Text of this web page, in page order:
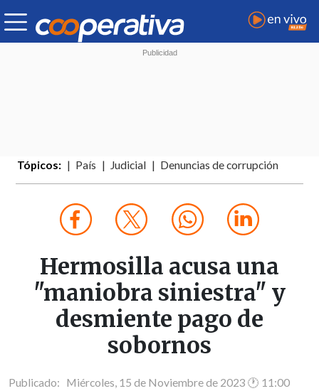
Tópicos: País Judicial Denuncias de corrupción
Hermosilla acusa una
"maniobra siniestra" y
desmiente pago de
sobornos
Publicado: Miércoles, 15 de Noviembre de 2023 🕐 11:00